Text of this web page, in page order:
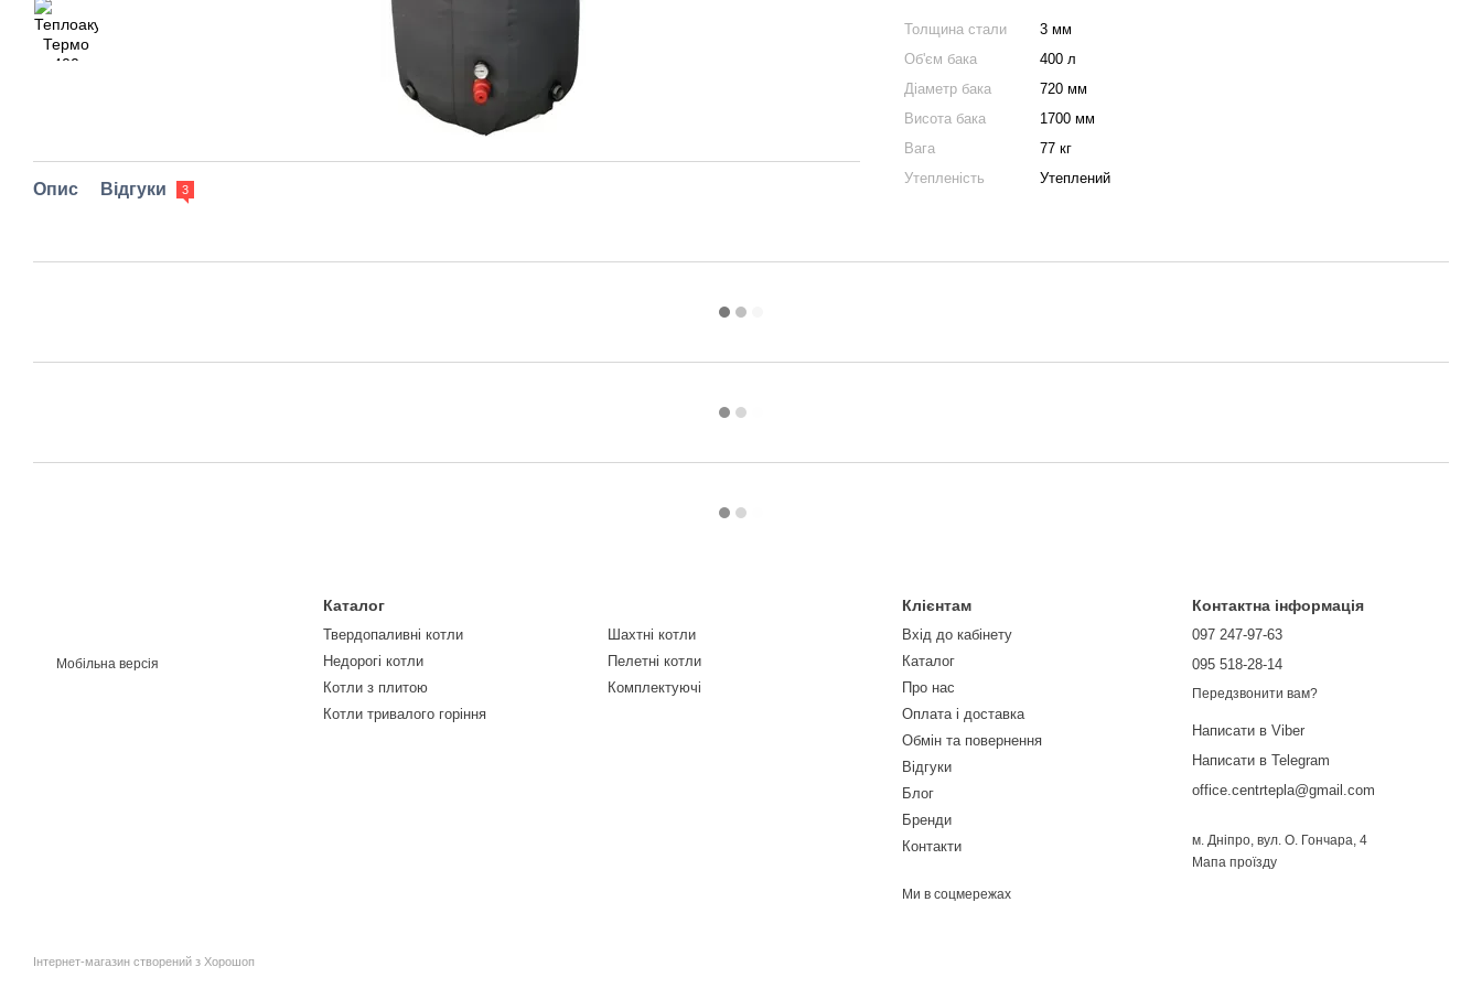
Опис Відгуки 3
Толщина стали
3 мм
Об'єм бака
400 л
Діаметр бака
720 мм
Висота бака
1700 мм
Вага
77 кг
Утепленість
Утеплений
Мобільна версія
Інтернет-магазин створений з Хорошоп
Каталог
Твердопаливні котли
Недорогі котли
Котли з плитою
Котли тривалого горіння
Шахтні котли
Пелетні котли
Комплектуючі
Клієнтам
Вхід до кабінету
Каталог
Про нас
Оплата і доставка
Обмін та повернення
Відгуки
Блог
Бренди
Контакти
Ми в соцмережах
Контактна інформація
097 247-97-63
095 518-28-14
Передзвонити вам?
Написати в Viber
Написати в Telegram
office.centrtepla@gmail.com
м. Дніпро, вул. О. Гончара, 4
Мапа проїзду